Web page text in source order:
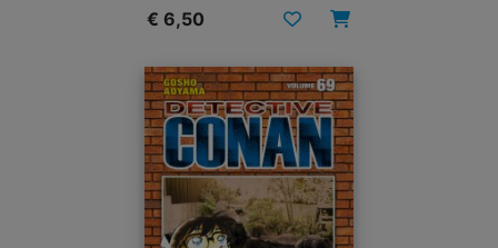
€ 6,50